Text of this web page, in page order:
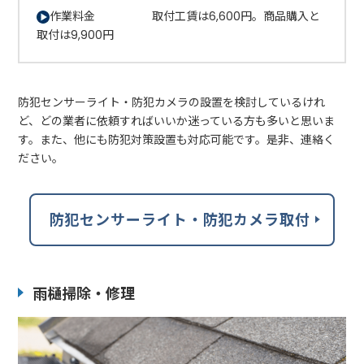
作業料金 取付工賃は6,600円。商品購入と
取付は9,900円
防犯センサーライト・防犯カメラの設置を検討しているけれ
ど、どの業者に依頼すればいいか迷っている方も多いと思いま
す。また、他にも防犯対策設置も対応可能です。是非、連絡く
ださい。
防犯センサーライト・防犯カメラ取付
雨樋掃除・修理